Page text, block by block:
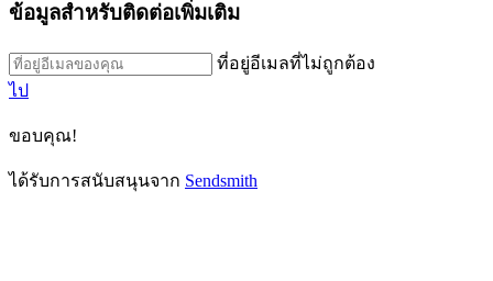
ข้อมูลสำหรับติดต่อเพิ่มเติม
ที่อยู่อีเมลที่ไม่ถูกต้อง
ไป
ขอบคุณ!
ได้รับการสนับสนุนจาก Sendsmith